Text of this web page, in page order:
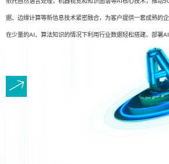
据、边缘计算等新信息技术紧密融合，为客户提供一套成熟的
在少量的AI、算法知识的情况下利用行业数据轻松搭建、部署AI